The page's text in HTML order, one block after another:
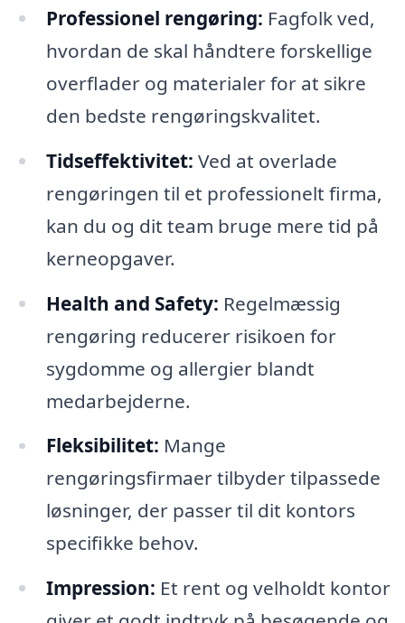
Professionel rengøring: Fagfolk ved,
hvordan de skal håndtere forskellige
overflader og materialer for at sikre
den bedste rengøringskvalitet.
Tidseffektivitet: Ved at overlade
rengøringen til et professionelt firma,
kan du og dit team bruge mere tid på
kerneopgaver.
Health and Safety: Regelmæssig
rengøring reducerer risikoen for
sygdomme og allergier blandt
medarbejderne.
Fleksibilitet: Mange
rengøringsfirmaer tilbyder tilpassede
løsninger, der passer til dit kontors
specifikke behov.
Impression: Et rent og velholdt kontor